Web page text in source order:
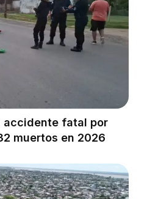
accidente fatal por
muertos en 2026